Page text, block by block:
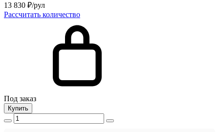
13 830 ₽/рул
Рассчитать количество
Под заказ
Купить